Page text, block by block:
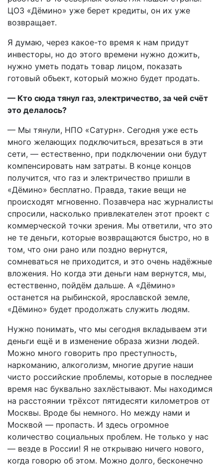
ЦОЗ «Дёмино» уже берет кредиты, он их уже
возвращает.
Я думаю, через какое-то время к нам придут
инвесторы, но до этого времени нужно дожить,
нужно уметь подать товар лицом, показать
готовый объект, который можно будет продать.
— Кто сюда тянул газ, электричество, за чей счёт
это делалось?
— Мы тянули, НПО «Сатурн». Сегодня уже есть
много желающих подключиться, врезаться в эти
сети, — естественно, при подключении они будут
компенсировать нам затраты. В конце концов
получится, что газ и электричество пришли в
«Дёмино» бесплатно. Правда, такие вещи не
происходят мгновенно. Позавчера нас журналисты
спросили, насколько привлекателен этот проект с
коммерческой точки зрения. Мы ответили, что это
не те деньги, которые возвращаются быстро, но в
том, что они рано или поздно вернутся,
сомневаться не приходится, и это очень надёжные
вложения. Но когда эти деньги нам вернутся, мы,
естественно, пойдём дальше. А «Дёмино»
останется на рыбинской, ярославской земле,
«Дёмино» будет продолжать служить людям.
Нужно понимать, что мы сегодня вкладываем эти
деньги ещё и в изменение образа жизни людей.
Можно много говорить про преступность,
наркоманию, алкоголизм, многие другие наши
чисто российские проблемы, которые в последнее
время нас буквально захлёстывают. Мы находимся
на расстоянии трёхсот пятидесяти километров от
Москвы. Вроде бы немного. Но между нами и
Москвой — пропасть. И здесь огромное
количество социальных проблем. Не только у нас
— везде в России! Я не открываю ничего нового,
когда говорю об этом. Можно долго, бесконечно